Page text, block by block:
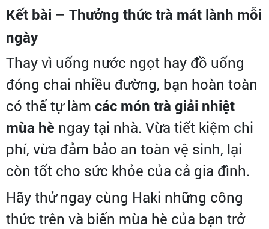
Kết bài – Thưởng thức trà mát lành mỗi
ngày
Thay vì uống nước ngọt hay đồ uống
đóng chai nhiều đường, bạn hoàn toàn
có thể tự làm các món trà giải nhiệt
mùa hè ngay tại nhà. Vừa tiết kiệm chi
phí, vừa đảm bảo an toàn vệ sinh, lại
còn tốt cho sức khỏe của cả gia đình.
Hãy thử ngay cùng Haki những công
thức trên và biến mùa hè của bạn trở